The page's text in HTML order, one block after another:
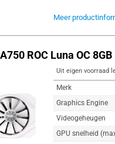
Meer
ROC Luna OC 8GB
Uit eigen voorraad
Merk
Graphics Engine
Videogeheugen
GPU snelheid